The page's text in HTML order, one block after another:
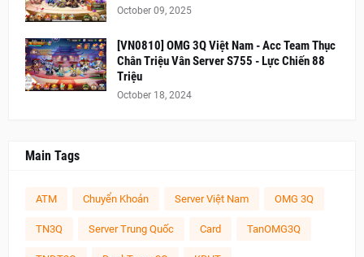
October 09, 2025
[VN0810] OMG 3Q Việt Nam - Acc Team Thục
Chân Triệu Vân Server S755 - Lực Chiến 88
Triệu
October 18, 2024
Main Tags
ATM Chuyển Khoản Server Việt Nam OMG 3Q
TN3Q Server Trung Quốc Card TanOMG3Q